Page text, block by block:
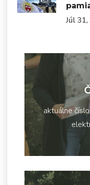
Júl
aktuálne